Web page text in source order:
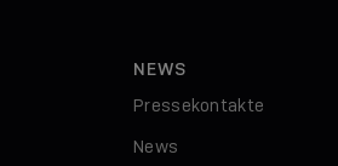
NEWS
Pressekontakte
News